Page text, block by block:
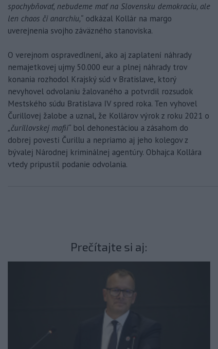
spochybňovať, nebudeme mať na Slovensku demokraciu, ale
len chaos či anarchiu,“ odkázal Kollár na margo
uverejnenia svojho záväzného stanoviska.
O verejnom ospravedlnení, ako aj zaplatení náhrady
nemajetkovej ujmy 50.000 eur a plnej náhrady trov
konania rozhodol Krajský súd v Bratislave, ktorý
nevyhovel odvolaniu žalovaného a potvrdil rozsudok
Mestského súdu Bratislava IV spred roka. Ten vyhovel
Čurillovej žalobe a uznal, že Kollárov výrok z roku 2021 o
„čurillovskej mafii“ bol dehonestáciou a zásahom do
dobrej povesti Čurillu a nepriamo aj jeho kolegov z
bývalej Národnej kriminálnej agentúry. Obhajca Kollára
vtedy pripustil podanie odvolania.
Prečítajte si aj: